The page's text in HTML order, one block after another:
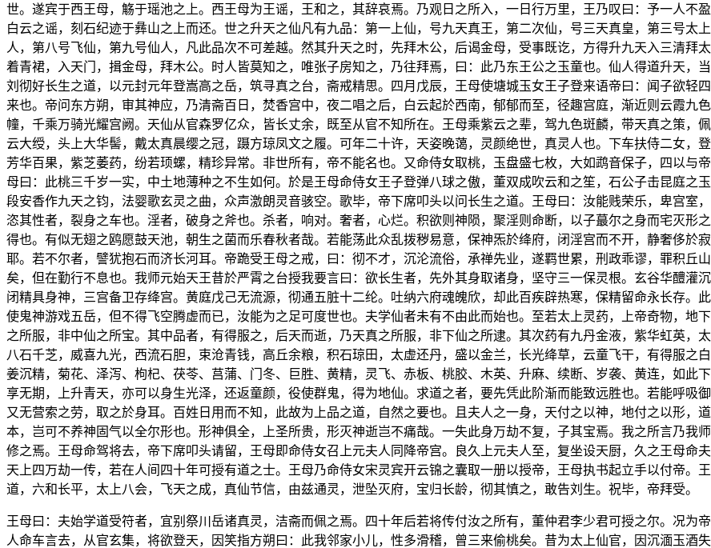
世。遂宾于西王母，觞于瑶池之上。西王母为王谣，王和之，其辞哀焉。乃观日之所入，一日行万里，王乃叹曰：予一人不
白云之谣，刻石纪迹于彝山之上而还。世之升天之仙凡有九品：第一上仙，号九天真王，第二次仙，号三天真皇，第三号太
人，第八号飞仙，第九号仙人，凡此品次不可差越。然其升天之时，先拜木公，后谒金母，受事既讫，方得升九天入三清拜
着青裙，入天门，揖金母，拜木公。时人皆莫知之，唯张子房知之，乃往拜焉，曰：此乃东王公之玉童也。仙人得道升天，
刘彻好长生之道，以元封元年登嵩高之岳，筑寻真之台，斋戒精思。四月戊辰，王母使塘城玉女王子登来语帝曰：闻子欲轻
来也。帝问东方朔，审其神应，乃清斋百日，焚香宫中，夜二唱之后，白云起於西南，郁郁而至，径趣宫庭，渐近则云霞九
幢，千乘万骑光耀宫阙。天仙从官森罗亿众，皆长丈余，既至从官不知所在。王母乘紫云之辈，驾九色斑麟，带天真之策，
云大绶，头上大华髻，戴太真晨缨之冠，蹑方琼凤文之履。可年二十许，天姿晚蔼，灵颜绝世，真灵人也。下车扶侍二女，
芳华百果，紫芝萎药，纷若顼螺，精珍异常。非世所有，帝不能名也。又命侍女取桃，玉盘盛七枚，大如鹉音保子，四以与
母曰：此桃三千岁一实，中土地薄种之不生如何。於是王母命侍女王子登弹八球之傲，董双成吹云和之笙，石公子击昆庭之
段安香作九天之钧，法婴歌玄灵之曲，众声激朗灵音骇空。歌毕，帝下席叩头以问长生之道。王母曰：汝能贱荣乐，卑宫室
恣其性者，裂身之车也。淫者，破身之斧也。杀者，响对。奢者，心烂。积欲则神陨，聚淫则命断，以子蕞尔之身而宅灭形
得也。有似无翅之鸥愿鼓天池，朝生之菌而乐春秋者哉。若能荡此众乱拨秽易意，保神炁於绛府，闭淫宫而不开，静奢侈於
耶。若不尔者，譬犹抱石而济长河耳。帝跪受王母之戒，曰：彻不才，沉沦流俗，承禅先业，遂羁世累，刑政乖谬，罪积丘
矣，但在勤行不息也。我师元始天王昔於严霄之台授我要言曰：欲长生者，先外其身取诸身，坚守三一保灵根。玄谷华醴灌
闭精具身神，三宫备卫存绛宫。黄庭戊己无流源，彻通五脏十二纶。吐纳六府魂魄欣，却此百疾辟热寒，保精留命永长存。
使鬼神游戏五岳，但不得飞空腾虚而已，汝能为之足可度世也。夫学仙者未有不由此而始也。至若太上灵药，上帝奇物，地
之所服，非中仙之所宝。其中品者，有得服之，后天而逝，乃天真之所服，非下仙之所逮。其次药有九丹金液，紫华虹英，
八石千芝，威喜九光，西流石胆，束沧青钱，高丘余粮，积石琼田，太虚还丹，盛以金兰，长光绛草，云童飞干，有得服之
姜沉精，菊花、泽泻、枸杞、茯苓、莒蒲、门冬、巨胜、黄精，灵飞、赤板、桃胶、木英、升麻、续断、岁袭、黄连，如此
享无期，上升青天，亦可以身生光泽，还返童颜，役使群鬼，得为地仙。求道之者，要先凭此阶渐而能致远胜也。若能呼吸
又无营索之劳，取之於身耳。百姓日用而不知，此故为上品之道，自然之要也。且夫人之一身，天付之以神，地付之以形，
本，岂可不养神固气以全尔形也。形神俱全，上圣所贵，形灭神逝岂不痛哉。一失此身万劫不复，子其宝焉。我之所言乃我
修之焉。王母命驾将去，帝下席叩头请留，王母即命侍女召上元夫人同降帝宫。良久上元夫人至，复坐设天厨，久之王母命
天上四万劫一传，若在人间四十年可授有道之士。王母乃命侍女宋灵宾开云锦之囊取一册以授帝，王母执书起立手以付帝。
道，六和长平，太上八会，飞天之成，真仙节信，由兹通灵，泄坠灭府，宝归长龄，彻其慎之，敢告刘生。祝毕，帝拜受。
王母曰：夫始学道受符者，宜别祭川岳诸真灵，洁斋而佩之焉。四十年后若将传付汝之所有，董仲君李少君可授之尔。况为
人命车言去，从官玄集，将欲登天，因笑指方朔曰：此我邻家小儿，性多滑稽，曾三来偷桃矣。昔为太上仙官，因沉湎玉酒